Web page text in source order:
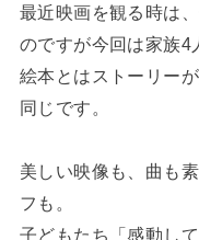
最近映画を観る時は
のですが今回は家族4
絵本とはストーリー
同じです。
美しい映像も、曲も
フも。
子どもたち「感動し